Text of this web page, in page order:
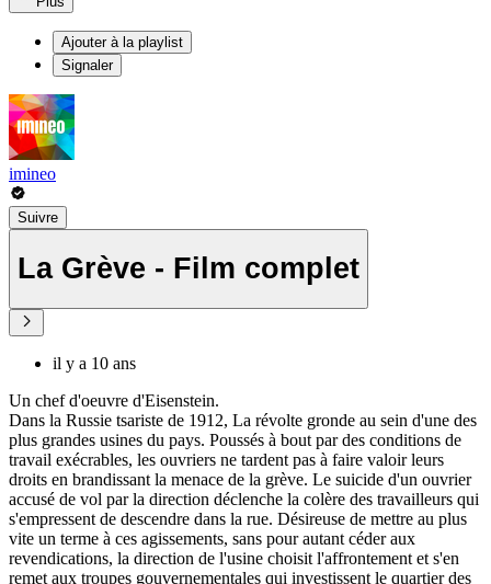
Ajouter à la playlist
Signaler
imineo
Suivre
La Grève - Film complet
il y a 10 ans
Un chef d'oeuvre d'Eisenstein.
Dans la Russie tsariste de 1912, La révolte gronde au sein d'une des
plus grandes usines du pays. Poussés à bout par des conditions de
travail exécrables, les ouvriers ne tardent pas à faire valoir leurs
droits en brandissant la menace de la grève. Le suicide d'un ouvrier
accusé de vol par la direction déclenche la colère des travailleurs qui
s'empressent de descendre dans la rue. Désireuse de mettre au plus
vite un terme à ces agissements, sans pour autant céder aux
revendications, la direction de l'usine choisit l'affrontement et s'en
remet aux troupes gouvernementales qui investissent le quartier des